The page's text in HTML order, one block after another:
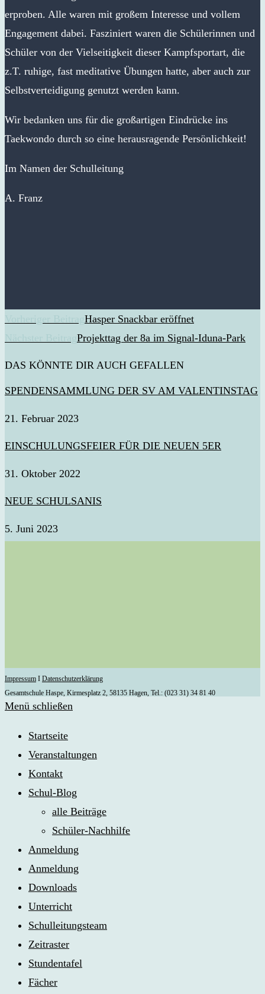
erproben. Alle waren mit großem Interesse und vollem
Engagement dabei. Fasziniert waren die Schülerinnen und
Schüler von der Vielseitigkeit dieser Kampfsportart, die
z.T. ruhige, fast meditative Übungen hatte, aber auch zur
Selbstverteidigung genutzt werden kann.
Wir bedanken uns für die großartigen Eindrücke ins
Taekwondo durch so eine herausragende Persönlichkeit!
Im Namen der Schulleitung
A. Franz
Hasper Snackbar eröffnet
Projekttag der 8a im Signal-Iduna-Park
DAS KÖNNTE DIR AUCH GEFALLEN
SPENDENSAMMLUNG DER SV AM VALENTINSTAG
21. Februar 2023
EINSCHULUNGSFEIER FÜR DIE NEUEN 5ER
31. Oktober 2022
NEUE SCHULSANIS
5. Juni 2023
Impressum I Datenschutzerklärung
Gesamtschule Haspe, Kirmesplatz 2, 58135 Hagen, Tel.: (023 31) 34 81 40
Menü schließen
Startseite
Veranstaltungen
Kontakt
Schul-Blog
alle Beiträge
Schüler-Nachhilfe
Anmeldung
Anmeldung
Downloads
Unterricht
Schulleitungsteam
Zeitraster
Stundentafel
Fächer